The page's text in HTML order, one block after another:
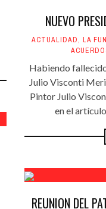
NUEVO
ACTUALIDAD, LA
Habiendo
Julio Visconti
Pintor Julio
en el
REUNION DEL